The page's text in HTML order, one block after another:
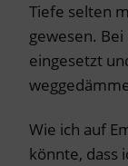
Tiefe selten
gewesen.
eingesetzt
Wie ich auf
könnte, dass